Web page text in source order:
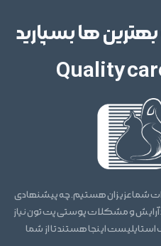
ها بسپارید
Quality
شما عزیزان هستیم. چه پیشنهادی
آرایش و مشکلات پوستی پت تون نیاز
اینجا هستند تا از شما